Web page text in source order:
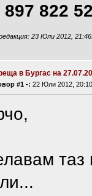
897 822
23 Юли 2012,
в Бургас на
#1 -: 22 Юли 2012,
таз